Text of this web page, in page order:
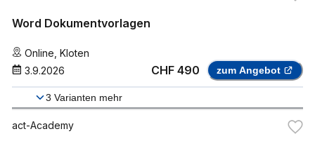
Word Dokumentvorlagen
Online Kloten
3.9.2026
CHF 490 zum Angebot
3 Varianten mehr
act-Academy